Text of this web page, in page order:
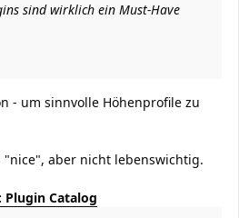
sind wirklich ein Must-Have
- um sinnvolle Höhenprofile zu
"nice", aber nicht lebenswichtig.
Plugin Catalog